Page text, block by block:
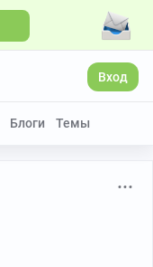
Вход
Блоги Темы